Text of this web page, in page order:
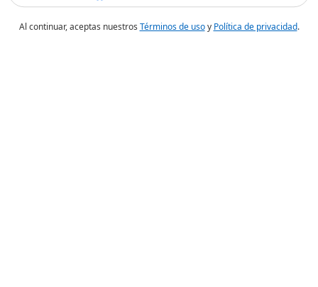
Al continuar, aceptas nuestros Términos de usoy Política de privacidad.